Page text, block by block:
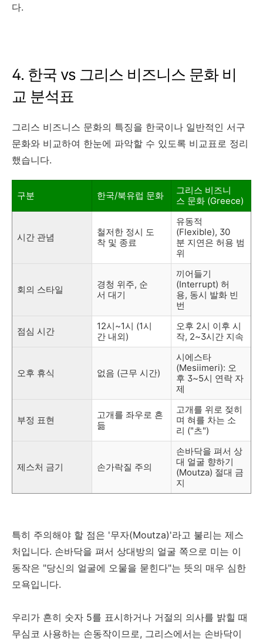
다.
4. 한국 vs 그리스 비즈니스 문화 비
교 분석표
그리스 비즈니스 문화의 특징을 한국이나 일반적인 서구
문화와 비교하여 한눈에 파악할 수 있도록 비교표로 정리
했습니다.
구분 한국/북유럽 문화
그리스 비즈니
스 문화 (Greece)
시간 관념
철저한 정시 도
착 및 종료
유동적
(Flexible), 30
분 지연은 허용 범
위
회의 스타일
경청 위주, 순
서 대기
끼어들기
(Interrupt) 허
용, 동시 발화 빈
번
점심 시간
12시~1시 (1시
간 내외)
오후 2시 이후 시
작, 2~3시간 지속
오후 휴식 없음 (근무 시간)
시에스타
(Mesiimeri): 오
후 3~5시 연락 자
제
부정 표현
고개를 좌우로 흔
듦
고개를 위로 젖히
며 혀를 차는 소
리 ("츠")
제스처 금기 손가락질 주의
손바닥을 펴서 상
대 얼굴 향하기
(Moutza) 절대 금
지
특히 주의해야 할 점은 '무자(Moutza)'라고 불리는 제스
처입니다. 손바닥을 펴서 상대방의 얼굴 쪽으로 미는 이
동작은 "당신의 얼굴에 오물을 묻힌다"는 뜻의 매우 심한
모욕입니다.
우리가 흔히 숫자 5를 표시하거나 거절의 의사를 밝힐 때
무심코 사용하는 손동작이므로, 그리스에서는 손바닥이